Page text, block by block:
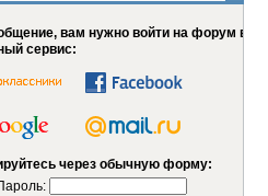
вам нужно войти на форум в
сервис:
через обычную форму: